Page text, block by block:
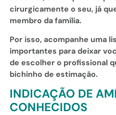
cirurgicamente o seu, já
membro da família.
Por isso, acompanhe uma
importantes para deixar
de escolher o profissional
bichinho de estimação.
INDICAÇÃO DE
CONHECIDOS